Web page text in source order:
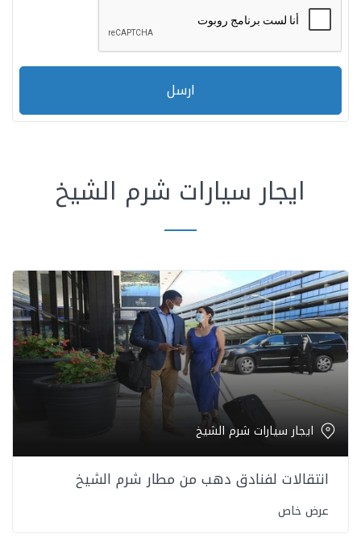
ارسل
ايجار سيارات شرم الشيخ
ايجار سيارات شرم الشيخ
انتقالات لفنادق دهب من مطار شرم الشيخ
عرض خاص